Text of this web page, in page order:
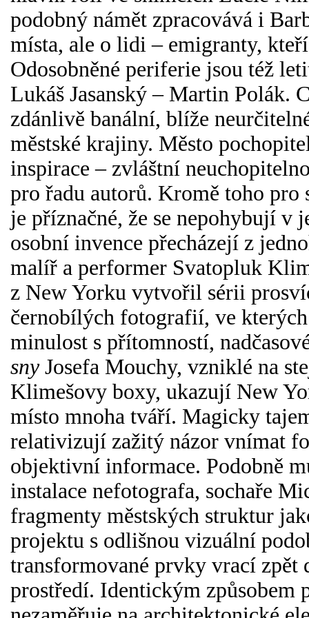
podobný námět zpracovává i
místa, ale o lidi – emigranty,
Odosobněné periferie jsou též
Lukáš Jasanský – Martin Polák.
zdánlivě banální, blíže
městské krajiny. Město
inspirace – zvláštní
pro řadu autorů. Kromě toho pro
je příznačné, že se nepohybují v
osobní invence přecházejí z
malíř a performer Svatopluk
z New Yorku vytvořil sérii
černobílých fotografií, ve
minulost s přítomností,
snyJosefa Mouchy, vzniklé na
Klimešovy boxy, ukazují New
místo mnoha tváří. Magicky
relativizují zažitý názor vnímat
objektivní informace. Podobně
instalace nefotografa, sochaře
fragmenty městských struktur
projektu s odlišnou vizuální
transformované prvky vrací zpět
prostředí. Identickým způsobem